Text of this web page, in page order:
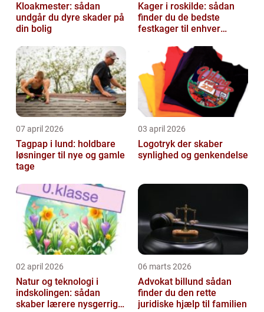
Kloakmester: sådan
undgår du dyre skader på
din bolig
Kager i roskilde: sådan
finder du de bedste
festkager til enhver
07 april 2026
Tagpap i lund: holdbare
løsninger til nye og gamle
tage
03 april 2026
Logotryk der skaber
synlighed og genkendelse
02 april 2026
Natur og teknologi i
indskolingen: sådan
skaber lærere nysgerrige
06 marts 2026
Advokat billund sådan
finder du den rette
juridiske hjælp til familien